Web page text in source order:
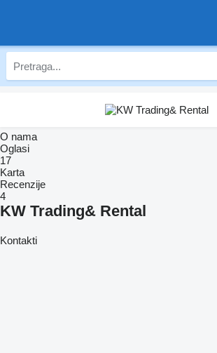
O nama
Oglasi
17
Karta
Recenzije
4
KW Trading& Rental
Kontakti